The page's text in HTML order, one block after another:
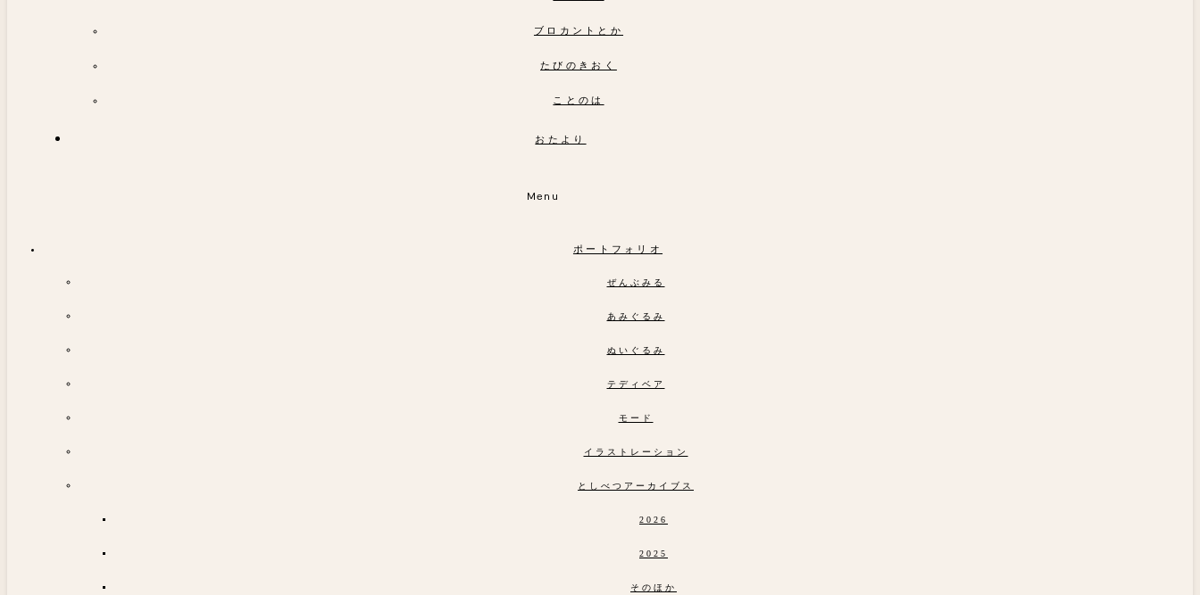
ブロカントとか
たびのきおく
ことのは
おたより
Menu
ポートフォリオ
ぜんぶみる
あみぐるみ
ぬいぐるみ
テディベア
モード
イラストレーション
としべつアーカイブス
2026
2025
そのほか